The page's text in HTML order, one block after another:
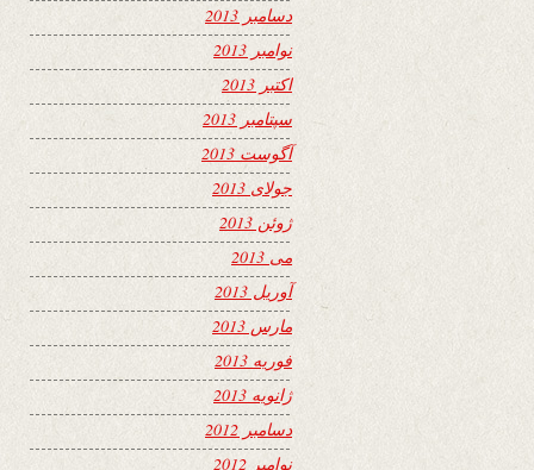
دسامبر 2013
نوامبر 2013
اکتبر 2013
سپتامبر 2013
آگوست 2013
جولای 2013
ژوئن 2013
می 2013
آوریل 2013
مارس 2013
فوریه 2013
ژانویه 2013
دسامبر 2012
نوامبر 2012